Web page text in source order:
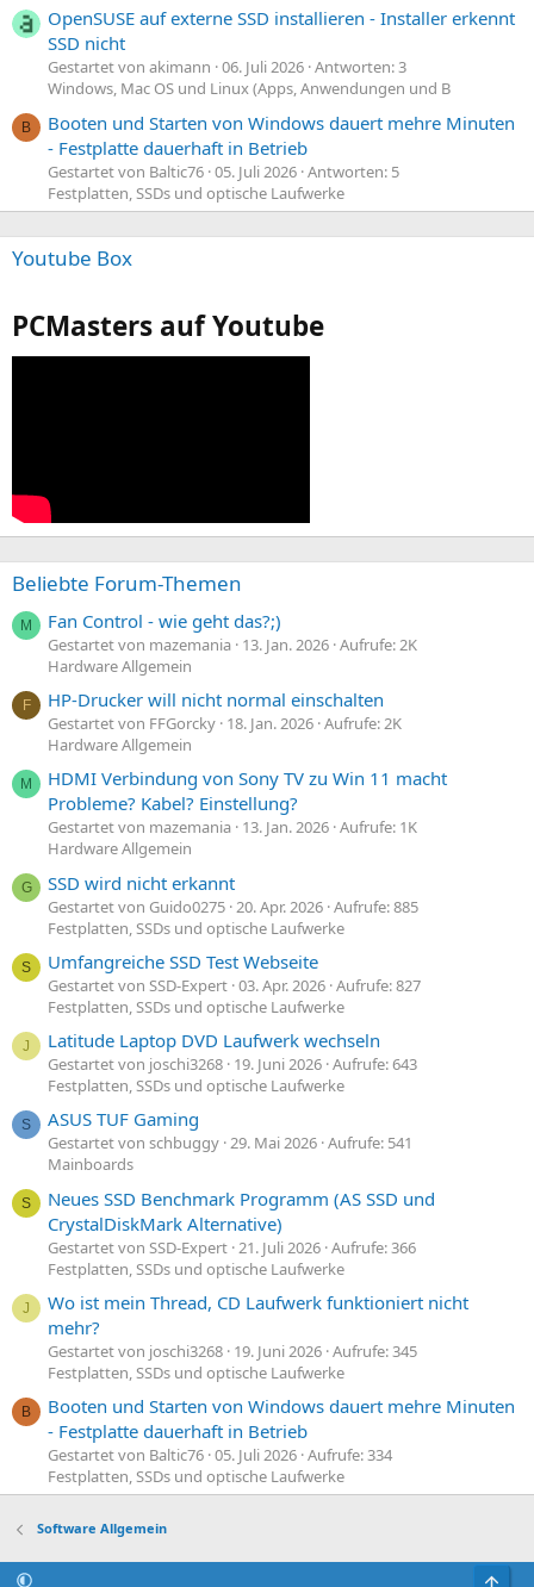
OpenSUSE auf externe SSD installieren - Installer erkennt
SSD nicht
Gestartet von akimann 06. Juli 2026 Antworten: 3
Windows, Mac OS und Linux (Apps, Anwendungen und B
B
Booten und Starten von Windows dauert mehre Minuten
- Festplatte dauerhaft in Betrieb
Gestartet von Baltic76 05. Juli 2026 Antworten: 5
Festplatten, SSDs und optische Laufwerke
Youtube Box
PCMasters auf Youtube
Beliebte Forum-Themen
M Fan Control - wie geht das?;)
Gestartet von mazemania 13. Jan. 2026 Aufrufe: 2K
Hardware Allgemein
F HP-Drucker will nicht normal einschalten
Gestartet von FFGorcky 18. Jan. 2026 Aufrufe: 2K
Hardware Allgemein
M
HDMI Verbindung von Sony TV zu Win 11 macht
Probleme? Kabel? Einstellung?
Gestartet von mazemania 13. Jan. 2026 Aufrufe: 1K
Hardware Allgemein
G SSD wird nicht erkannt
Gestartet von Guido0275 20. Apr. 2026 Aufrufe: 885
Festplatten, SSDs und optische Laufwerke
S Umfangreiche SSD Test Webseite
Gestartet von SSD-Expert 03. Apr. 2026 Aufrufe: 827
Festplatten, SSDs und optische Laufwerke
J Latitude Laptop DVD Laufwerk wechseln
Gestartet von joschi3268 19. Juni 2026 Aufrufe: 643
Festplatten, SSDs und optische Laufwerke
S ASUS TUF Gaming
Gestartet von schbuggy 29. Mai 2026 Aufrufe: 541
Mainboards
S
Neues SSD Benchmark Programm (AS SSD und
CrystalDiskMark Alternative)
Gestartet von SSD-Expert 21. Juli 2026 Aufrufe: 366
Festplatten, SSDs und optische Laufwerke
J
Wo ist mein Thread, CD Laufwerk funktioniert nicht
mehr?
Gestartet von joschi3268 19. Juni 2026 Aufrufe: 345
Festplatten, SSDs und optische Laufwerke
B
Booten und Starten von Windows dauert mehre Minuten
- Festplatte dauerhaft in Betrieb
Gestartet von Baltic76 05. Juli 2026 Aufrufe: 334
Festplatten, SSDs und optische Laufwerke
Software Allgemein